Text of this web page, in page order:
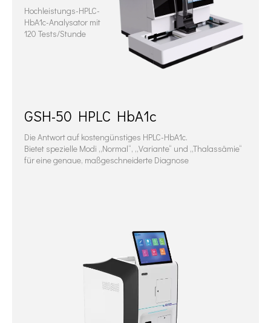
Hochleistungs-HPLC-
HbA1c-Analysator mit
120 Tests/Stunde
GSH-50 HPLC HbA1c
Die Antwort auf kostengünstiges HPLC-HbA1c.
Bietet spezielle Modi „Normal“, „Variante“ und „Thalassämie“
für eine genaue, maßgeschneiderte Diagnose